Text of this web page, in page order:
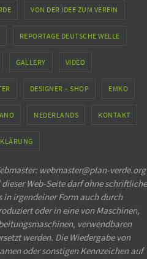
VON DER IDEE ZUM VEREIN
REPORTAGE DEUTSCHE WELLE
GALLERY VIDEO
DESIGNER – SHOP EMKO
NEDERLANDS KONTAKT
webmaster@plan-verde.org
Web-Seite darf ohne schriftliche
in irgendeiner Form auch durch
oder in eine von Maschinen,
verwendbaren
werden. Die Wiedergabe von
oder sonstigen Kennzeichen auf